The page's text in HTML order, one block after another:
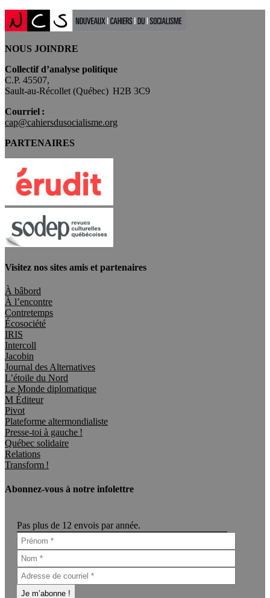
NOUS JOINDRE
Collectif d’analyse politique
C.P. 45507,
Sault-au-Récollet (Québec) H2B 3C9
Courriel :
cap@cahiersdusocialisme.org
PARTENAIRES
Visitez nos sites amis et partenaires
À bâbord
À l’encontre
Contretemps
Écosociété
IRIS
Intercoll
Jacobin
Journal des Alternatives
L’étoile du Nord
Le Monde diplomatique
M Éditeur
Pivot
Plateforme altermondialiste
Presse-toi à gauche !
Québec solidaire
Relations
Transform !
Abonnez-vous à notre infolettre
Pas plus de 12 envois par année.